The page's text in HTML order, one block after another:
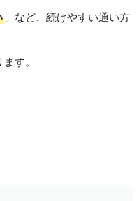
」など、続けやすい通い方
す。